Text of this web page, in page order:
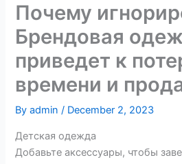
Почему
Брендовая
приведет к
времени и
Byadmin/ December 2, 2023
Детская одежда
Добавьте аксессуары, чтобы